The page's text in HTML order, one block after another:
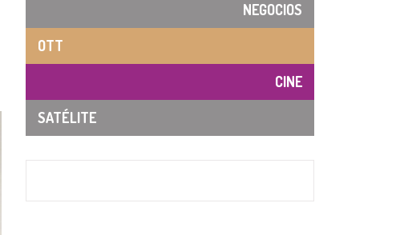
NEGOCIOS
OTT
CINE
SATÉLITE